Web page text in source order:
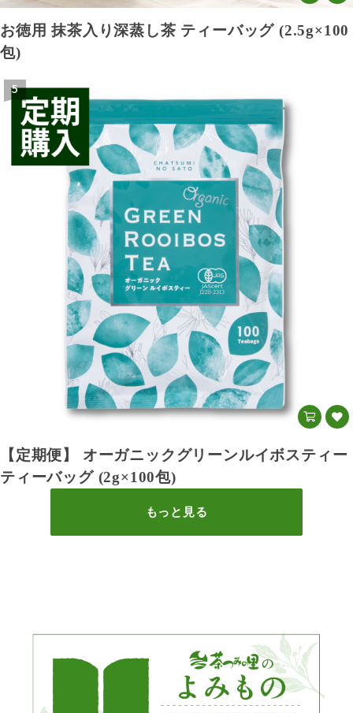
お徳用 抹茶入り深蒸し茶 ティーバッグ (2.5g×100
包)
5
【定期便】 オーガニックグリーンルイボスティー
ティーバッグ (2g×100包)
もっと見る